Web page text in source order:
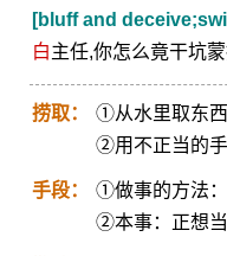
[bluff and
白主任,你怎么竟干坑
捞取：
①从水里取东西
②用不正当的手
手段：
①做事的方法
②本事：正想当